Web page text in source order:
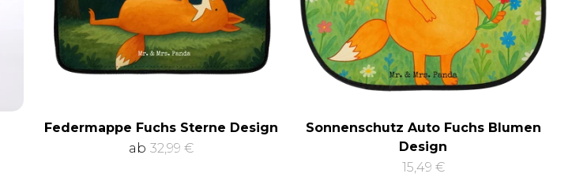
Federmappe Fuchs Sterne Design
ab 32,99 €
Sonnenschutz Auto Fuchs Blumen
Design
15,49 €